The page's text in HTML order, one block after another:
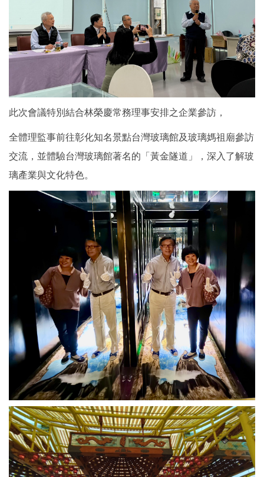
此次會議特別結合林榮慶常務理事安排之企業參訪，
全體理監事前往彰化知名景點台灣玻璃館及玻璃媽祖廟參訪
交流，並體驗台灣玻璃館著名的「黃金隧道」，深入了解玻
璃產業與文化特色。